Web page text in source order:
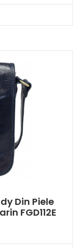
Din Piele
FGD112E